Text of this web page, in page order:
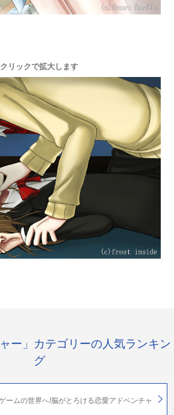
クリックで拡大します
ー」カテゴリーの人気ランキン
グ
ームの世界へ!脳がとろける恋愛アドベンチャ